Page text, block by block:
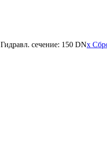
Гидравл. сечение: 150 DNx